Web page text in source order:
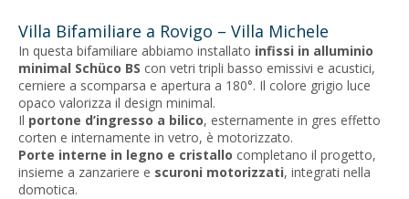
Villa Bifamiliare a Rovigo – Villa Michele
In questa bifamiliare abbiamo installato infissi in alluminio
minimal Schüco BS con vetri tripli basso emissivi e acustici,
cerniere a scomparsa e apertura a 180°. Il colore grigio luce
opaco valorizza il design minimal.
Il portone d’ingresso a bilico, esternamente in gres effetto
corten e internamente in vetro, è motorizzato.
Porte interne in legno e cristallo completano il progetto,
insieme a zanzariere e scuroni motorizzati, integrati nella
domotica.